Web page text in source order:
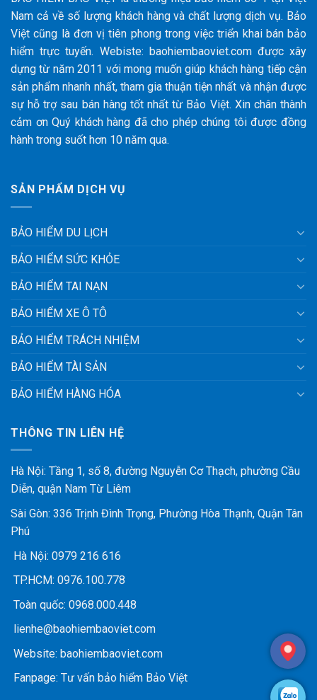
Nam cả về số lượng khách hàng và chất lượng dịch vụ. Bảo
Việt cũng là đơn vị tiên phong trong việc triển khai bán bảo
hiểm trực tuyến. Webiste: baohiembaoviet.com được xây
dựng từ năm 2011 với mong muốn giúp khách hàng tiếp cận
sản phẩm nhanh nhất, tham gia thuận tiện nhất và nhận được
sự hỗ trợ sau bán hàng tốt nhất từ Bảo Việt. Xin chân thành
cảm ơn Quý khách hàng đã cho phép chúng tôi được đồng
hành trong suốt hơn 10 năm qua.
SẢN PHẨM DỊCH VỤ
BẢO HIỂM DU LỊCH
BẢO HIỂM SỨC KHỎE
BẢO HIỂM TAI NẠN
BẢO HIỂM XE Ô TÔ
BẢO HIỂM TRÁCH NHIỆM
BẢO HIỂM TÀI SẢN
BẢO HIỂM HÀNG HÓA
THÔNG TIN LIÊN HỆ
Hà Nội: Tầng 1, số 8, đường Nguyễn Cơ Thạch, phường Cầu
Diễn, quận Nam Từ Liêm
Sài Gòn: 336 Trịnh Đình Trọng, Phường Hòa Thạnh, Quận Tân
Phú
Hà Nội: 0979 216 616
TP.HCM: 0976.100.778
Toàn quốc: 0968.000.448
lienhe@baohiembaoviet.com
Website: baohiembaoviet.com
Fanpage: Tư vấn bảo hiểm Bảo Việt